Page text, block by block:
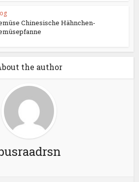
Chinesische Hähnchen-
the author